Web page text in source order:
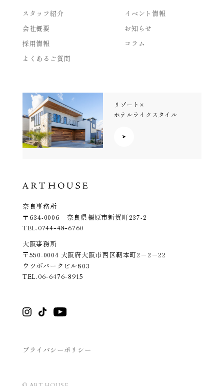
スタッフ紹介
会社概要
採用情報
よくあるご質問
イベント情報
お知らせ
コラム
リゾート×
ホテルライクスタイル
奈良事務所
〒634-0006 奈良県橿原市新賀町237-2
TEL.0744-48-6760
大阪事務所
〒550-0004 大阪府大阪市西区靭本町2－2－22
ウツボパークビル803
TEL.06-6476-8915
プライバシーポリシー